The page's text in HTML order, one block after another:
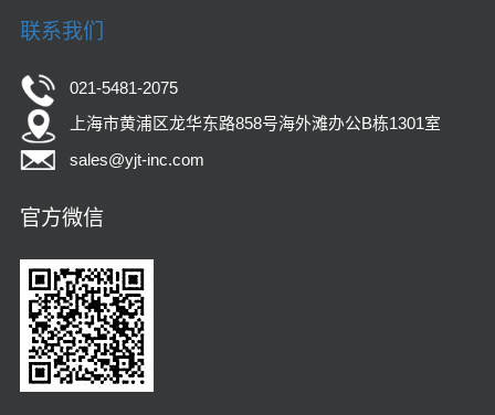
联系我们
021-5481-2075
上海市黄浦区龙华东路858号海外滩办公B栋1301室
sales@yjt-inc.com
官方微信